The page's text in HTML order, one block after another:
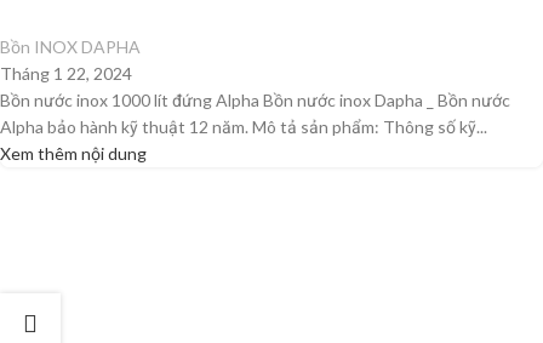
Bồn INOX DAPHA
Tháng 1 22, 2024
Bồn nước inox 1000 lít đứng Alpha Bồn nước inox Dapha _ Bồn nước
Alpha bảo hành kỹ thuật 12 năm. Mô tả sản phẩm: Thông số kỹ...
Xem thêm nội dung